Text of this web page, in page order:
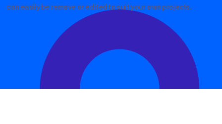
can easily be remove or edited to suit your own projects.